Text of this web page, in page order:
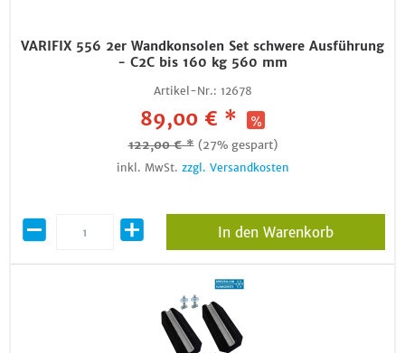
VARIFIX 556 2er Wandkonsolen Set schwere Ausführung
- C2C bis 160 kg 560 mm
Artikel-Nr.: 12678
89,00 € *
122,00 € * (27% gespart)
inkl. MwSt. zzgl. Versandkosten
In den Warenkorb